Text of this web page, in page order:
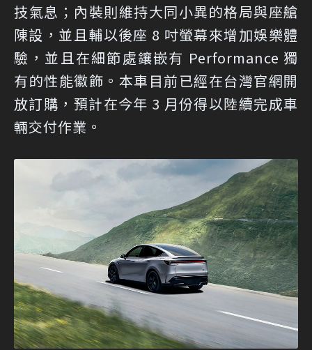
技氣息；內裝則維持大同小異的格局與座艙
陳設，並且輔以後座 8 吋螢幕來增加娛樂體
驗，並且在細節處鑲嵌有 Performance 獨
有的性能徽飾。本車目前已經在台灣官網開
放訂購，預計在今年 3 月份得以陸續完成車
輛交付作業。